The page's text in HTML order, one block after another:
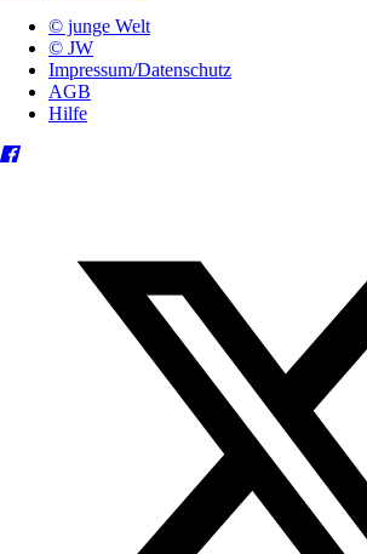
© junge Welt
© JW
Impressum/Datenschutz
AGB
Hilfe